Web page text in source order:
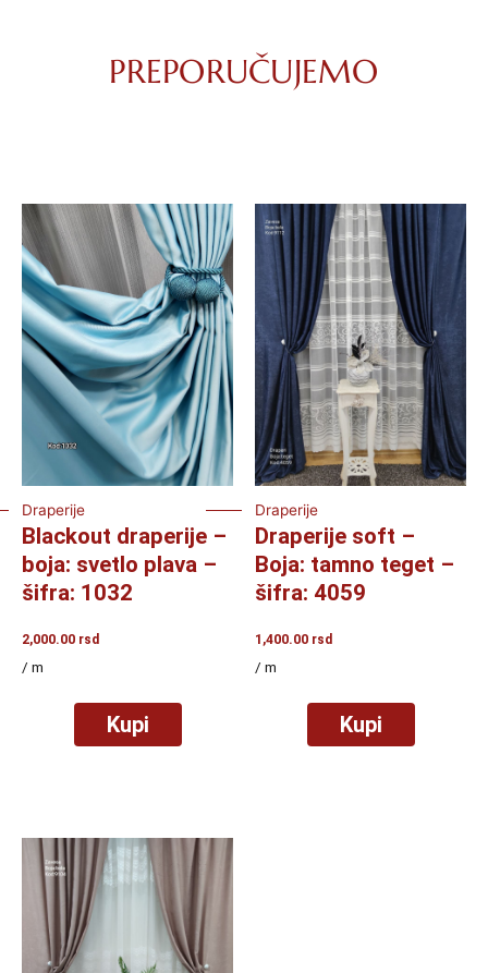
PREPORUČUJEMO
Draperije
Blackout draperije –
boja: svetlo plava –
šifra: 1032
2,000.00 rsd
/ m
Kupi
Draperije
Draperije soft –
Boja: tamno teget –
šifra: 4059
1,400.00 rsd
/ m
Kupi